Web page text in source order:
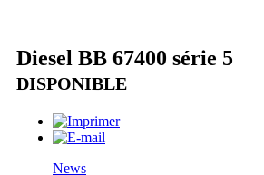
Diesel BB 67400 série 5
DISPONIBLE
News